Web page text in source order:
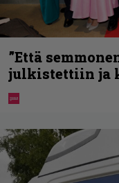
”Että
julkistettiin ja